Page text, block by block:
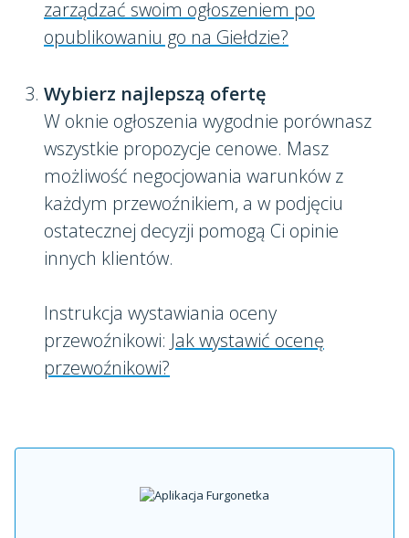
zarządzać swoim ogłoszeniem po
opublikowaniu go na Giełdzie?
Wybierz najlepszą ofertę
W oknie ogłoszenia wygodnie porównasz
wszystkie propozycje cenowe. Masz
możliwość negocjowania warunków z
każdym przewoźnikiem, a w podjęciu
ostatecznej decyzji pomogą Ci opinie
innych klientów.
Instrukcja wystawiania oceny
przewoźnikowi: Jak wystawić ocenę
przewoźnikowi?